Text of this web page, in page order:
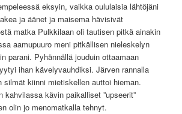
eksyin, vaikka oululaisia lähtöjäni
ja äänet ja maisema hävisivät
matka Pulkkilaan oli tautisen pitkä ainakin
aamupuuro meni pitkällisen nieleskelyn
parani. Pyhännällä jouduin ottaamaan
ihan kävelyvauhdiksi. Järven rannalla
silmät kiinni mietiskellen auttoi hieman.
kahvilassa kävin paikalliset ”upseerit”
olin jo menomatkalla tehnyt.